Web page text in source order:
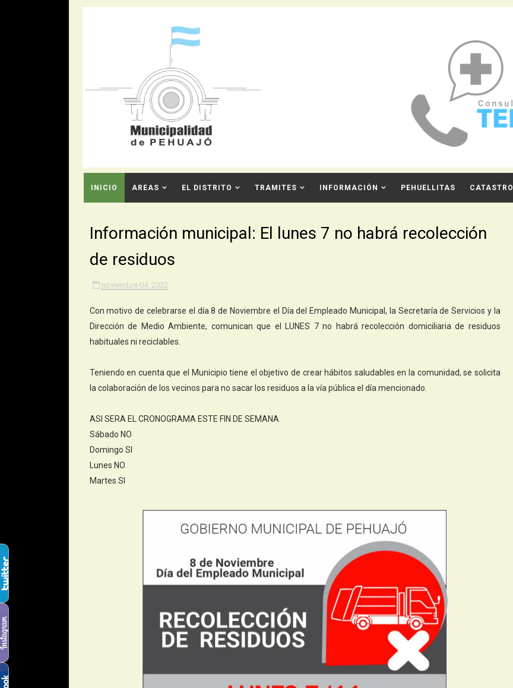
INICIO AREAS EL DISTRITO TRAMITES INFORMACIÓN PEHUELLITAS CATASTRO
Información municipal: El lunes 7 no habrá recolección
de residuos
noviembre 04, 2022
Con motivo de celebrarse el día 8 de Noviembre el Día del Empleado Municipal, la Secretaría de Servicios y la
Dirección de Medio Ambiente, comunican que el LUNES 7 no habrá recolección domiciliaria de residuos
habituales ni reciclables.
Teniendo en cuenta que el Municipio tiene el objetivo de crear hábitos saludables en la comunidad, se solicita
la colaboración de los vecinos para no sacar los residuos a la vía pública el día mencionado.
ASI SERA EL CRONOGRAMA ESTE FIN DE SEMANA
Sábado NO
Domingo SI
Lunes NO
Martes SI